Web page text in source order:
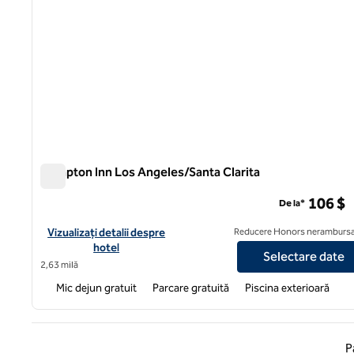
Hampton Inn Los Angeles/Santa Clarita
Vizualizați detaliile hotelului pentru Hampton Inn Los Angeles/
Vizualizați detalii despre
hotel
2,63 milă
De la* 106 $
Reducere Honors
Selectare date
Mic dejun gratuit Parcare gratuită Piscina exterioară